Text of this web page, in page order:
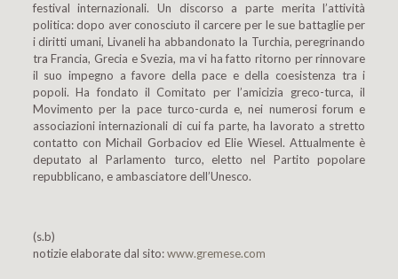
festival internazionali. Un discorso a parte merita l’attività
politica: dopo aver conosciuto il carcere per le sue battaglie per
i diritti umani, Livaneli ha abbandonato la Turchia, peregrinando
tra Francia, Grecia e Svezia, ma vi ha fatto ritorno per rinnovare
il suo impegno a favore della pace e della coesistenza tra i
popoli. Ha fondato il Comitato per l’amicizia greco-turca, il
Movimento per la pace turco-curda e, nei numerosi forum e
associazioni internazionali di cui fa parte, ha lavorato a stretto
contatto con Michail Gorbaciov ed Elie Wiesel. Attualmente è
deputato al Parlamento turco, eletto nel Partito popolare
repubblicano, e ambasciatore dell’Unesco.
(s.b)
notizie elaborate dal sito:www.gremese.com